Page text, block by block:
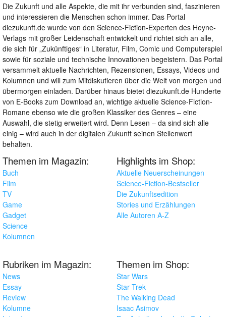
Die Zukunft und alle Aspekte, die mit ihr verbunden sind, faszinieren
und interessieren die Menschen schon immer. Das Portal
diezukunft.de wurde von den Science-Fiction-Experten des Heyne-
Verlags mit großer Leidenschaft entwickelt und richtet sich an alle,
die sich für „Zukünftiges“ in Literatur, Film, Comic und Computerspiel
sowie für soziale und technische Innovationen begeistern. Das Portal
versammelt aktuelle Nachrichten, Rezensionen, Essays, Videos und
Kolumnen und will zum Mitdiskutieren über die Welt von morgen und
übermorgen einladen. Darüber hinaus bietet diezukunft.de Hunderte
von E-Books zum Download an, wichtige aktuelle Science-Fiction-
Romane ebenso wie die großen Klassiker des Genres – eine
Auswahl, die stetig erweitert wird. Denn Lesen – da sind sich alle
einig – wird auch in der digitalen Zukunft seinen Stellenwert
behalten.
Themen im Magazin:
Buch
Film
TV
Game
Gadget
Science
Kolumnen
Highlights im Shop:
Aktuelle Neuerscheinungen
Science-Fiction-Bestseller
Die Zukunftsedition
Stories und Erzählungen
Alle Autoren A-Z
Rubriken im Magazin:
News
Essay
Review
Kolumne
Themen im Shop:
Star Wars
Star Trek
The Walking Dead
Isaac Asimov